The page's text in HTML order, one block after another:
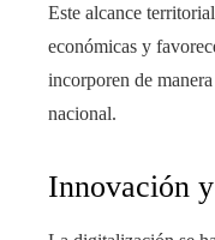
Este alcance
económicas y
incorporen de
nacional.
Innovación